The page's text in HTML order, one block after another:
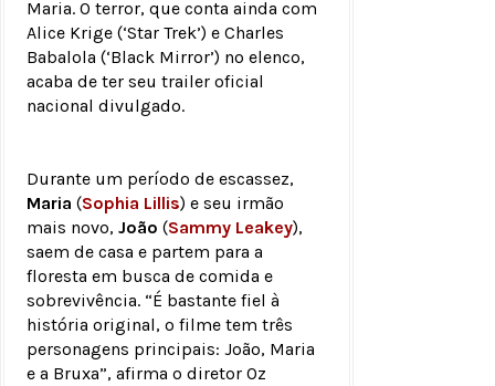
Maria. O terror, que conta ainda com
Alice Krige (‘Star Trek’) e Charles
Babalola (‘Black Mirror’) no elenco,
acaba de ter seu trailer oficial
nacional divulgado.
Durante um período de escassez,
Maria (Sophia Lillis) e seu irmão
mais novo, João (Sammy Leakey),
saem de casa e partem para a
floresta em busca de comida e
sobrevivência. “É bastante fiel à
história original, o filme tem três
personagens principais: João, Maria
e a Bruxa”, afirma o diretor Oz